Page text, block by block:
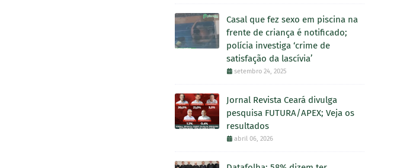
Casal que fez sexo em piscina na
frente de criança é notificado;
polícia investiga ‘crime de
satisfação da lascívia’
setembro 24, 2025
Jornal Revista Ceará divulga
pesquisa FUTURA/APEX; Veja os
resultados
abril 06, 2026